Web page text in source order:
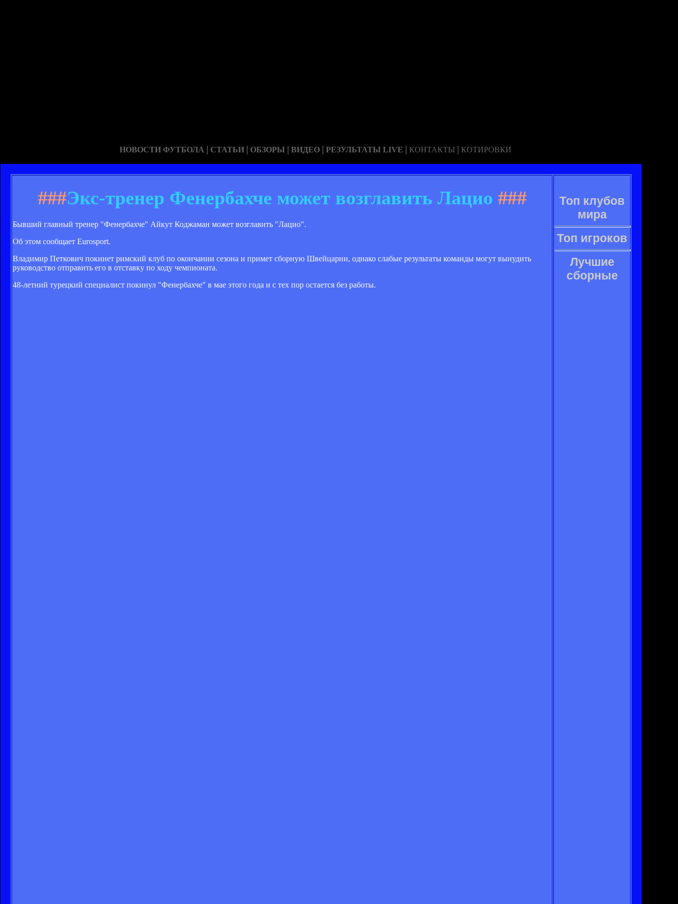
НОВОСТИ ФУТБОЛА | СТАТЬИ | ОБЗОРЫ | ВИДЕО | РЕЗУЛЬТАТЫ LIVE | КОНТАКТЫ | КОТИРОВКИ
###Экс-тренер Фенербахче может возглавить Лацио ###
Бывший главный тренер "Фенербахче" Айкут Коджаман может возглавить "Лацио".
Об этом сообщает Eurosport.
Владимир Петкович покинет римский клуб по окончании сезона и примет сборную Швейцарии, однако слабые результаты команды могут вынудить
руководство отправить его в отставку по ходу чемпионата.
48-летний турецкий специалист покинул "Фенербахче" в мае этого года и с тех пор остается без работы.
Топ клубов
мира
Топ игроков
Лучшие
сборные